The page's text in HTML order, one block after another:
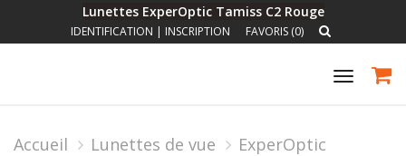
Lunettes ExperOptic Tamiss C2 Rouge
IDENTIFICATION | INSCRIPTION FAVORIS (0)
Toggle
Accueil Lunettes de vue
ExperOptic